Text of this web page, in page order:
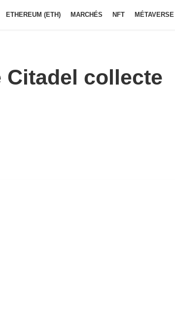
ETHEREUM (ETH) MARCHÉS NFT MÉTAVERSE
Citadel collecte